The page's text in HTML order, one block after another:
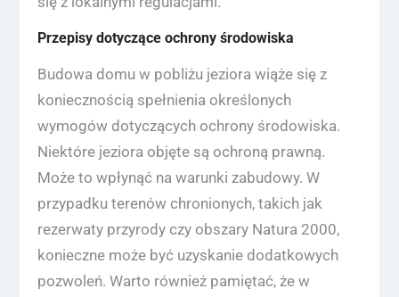
Przepisy dotyczące ochrony środowiska
Budowa domu w pobliżu jeziora wiąże się z
koniecznością spełnienia określonych
wymogów dotyczących ochrony środowiska.
Niektóre jeziora objęte są ochroną prawną.
Może to wpłynąć na warunki zabudowy. W
przypadku terenów chronionych, takich jak
rezerwaty przyrody czy obszary Natura 2000,
konieczne może być uzyskanie dodatkowych
pozwoleń. Warto również pamiętać, że w